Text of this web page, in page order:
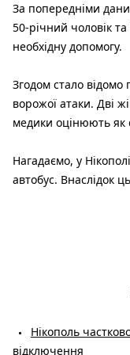
За попередніми
50-річний чоловік
необхідну допомогу.
Згодом стало
ворожої атаки. Дві
медики оцінюють як
Нагадаємо, у
автобус. Внаслідок
Нікополь
відключення